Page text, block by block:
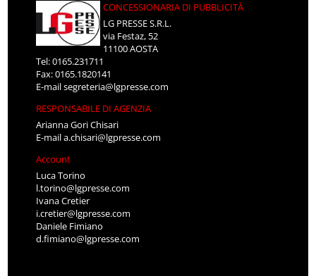
CONCESSIONARIA DI PUBBLICITÀ
LG PRESSE S.R.L.
via Festaz, 52
11100 AOSTA
Tel: 0165.231711
Fax: 0165.1820141
E-mailsegreteria@lgpresse.com
RESPONSABILE DI AGENZIA
Arianna Gori Chisari
E-maila.chisari@lgpresse.com
Account
Luca Torino
l.torino@lgpresse.com
Ivana Cretier
i.cretier@lgpresse.com
Daniele Fimiano
d.fimiano@lgpresse.com